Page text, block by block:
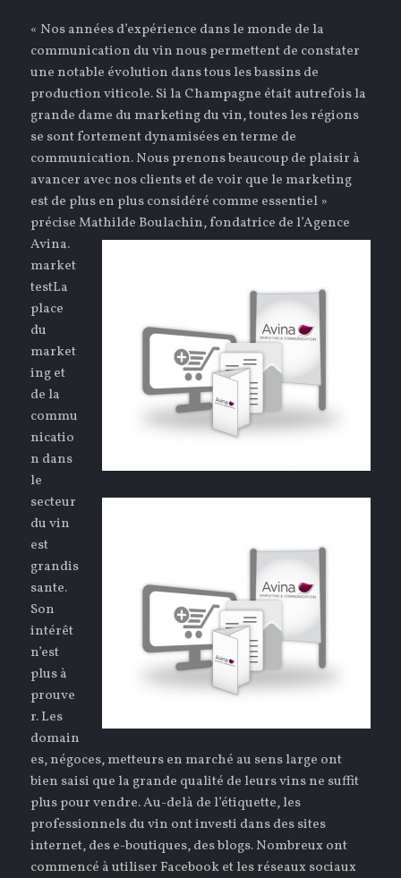
« Nos années d’expérience dans le monde de la
communication du vin nous permettent de constater
une notable évolution dans tous les bassins de
production viticole. Si la Champagne était autrefois la
grande dame du marketing du vin, toutes les régions
se sont fortement dynamisées en terme de
communication. Nous prenons beaucoup de plaisir à
avancer avec nos clients et de voir que le marketing
est de plus en plus considéré comme essentiel »
précise Mathilde Boulachin, fondatrice de l’Agence
Avina.
market
testLa
place
du
market
ing et
de la
commu
nicatio
n dans
le
secteur
du vin
est
grandis
sante.
Son
intérêt
n’est
plus à
prouve
r. Les
domain
es, négoces, metteurs en marché au sens large ont
bien saisi que la grande qualité de leurs vins ne suffit
plus pour vendre. Au-delà de l’étiquette, les
professionnels du vin ont investi dans des sites
internet, des e-boutiques, des blogs. Nombreux ont
commencé à utiliser Facebook et les réseaux sociaux